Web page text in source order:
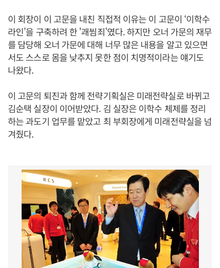
이 회장이 이 고문을 내친 직접적 이유는 이 고문이 ‘이학수
라인’을 구축하려 한 '괘씸죄'였다. 하지만 오너 가문의 재무
를 담당해 오너 가문에 대해 너무 많은 내용을 알고 있으면
서도 스스로 몸을 낮추지 못한 점이 치명적이라는 얘기도
나왔다.
이 고문의 퇴진과 함께 전략기획실은 미래전략실로 바뀌고
김순택 실장이 이어받았다. 김 실장은 이학수 체제를 정리
하는 과도기 업무를 맡았고 최 부회장에게 미래전략실을 넘
겨줬다.